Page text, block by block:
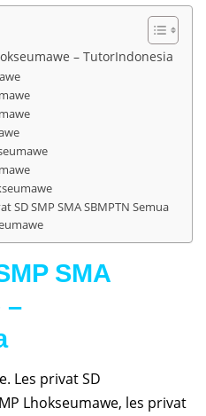
– TutorIndonesia
SD SMP SMA SBMPTN Semua
SMA
–
Les privat SD
Lhokseumawe, les privat